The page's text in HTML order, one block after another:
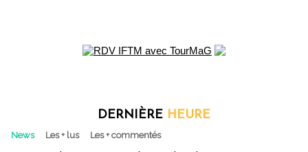
DERNIÈRE HEURE
News Les + lus Les + commentés